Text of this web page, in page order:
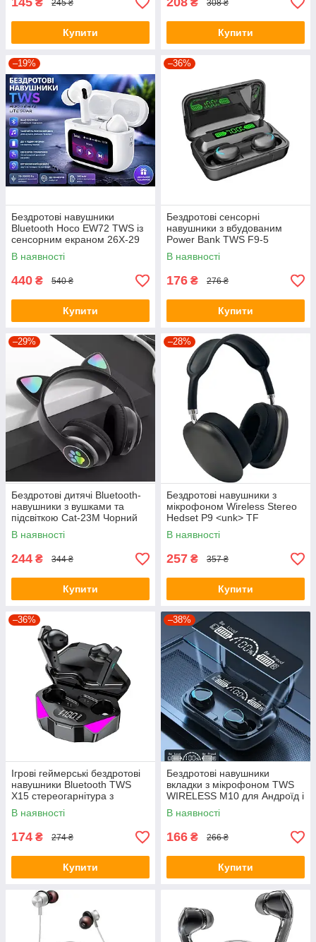
₴ 245 ₴
Купити
₴ 308 ₴
Купити
–19%
Бездротові навушники
Bluetooth Hoco EW72 TWS із
сенсорним екраном 26X-29
В наявності
440 ₴ 540 ₴
Купити
–36%
Бездротові сенсорні
навушники з вбудованим
Power Bank TWS F9-5
В наявності
176 ₴ 276 ₴
Купити
–29%
Бездротові дитячі Bluetooth-
навушники з вушками та
підсвіткою Cat-23M Чорний
В наявності
244 ₴ 344 ₴
Купити
–28%
Бездротові навушники з
мікрофоном Wireless Stereo
Hedset P9 <unk> TF
Card<unk> Чорний
В наявності
257 ₴ 357 ₴
Купити
–36%
Ігрові геймерські бездротові
навушники Bluetooth TWS
X15 стереогарнітура з
мікрофоном зарядним
кейсом
В наявності
174 ₴ 274 ₴
Купити
–38%
Бездротові навушники
вкладки з мікрофоном TWS
WIRELESS M10 для Андроїд і
IOS Bluetooth навушники
В наявності
166 ₴ 266 ₴
Купити